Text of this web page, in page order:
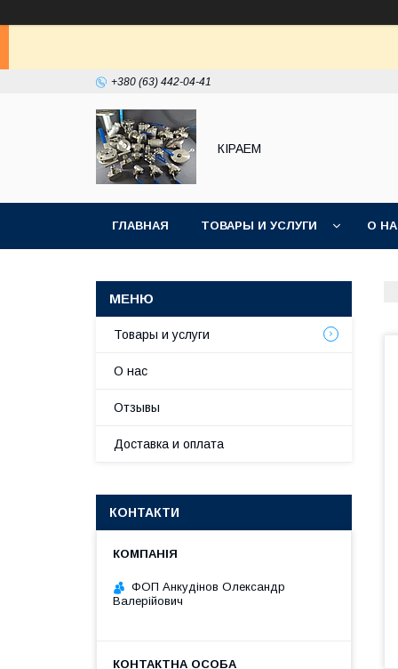
+380 (63) 442-04-41
КІРАЕМ
ГЛАВНАЯ ТОВАРЫ И УСЛУГИ О
Товары и услуги
О нас
Отзывы
Доставка и оплата
КОНТАКТИ
ФОП Анкудінов Олександр
Валерійович